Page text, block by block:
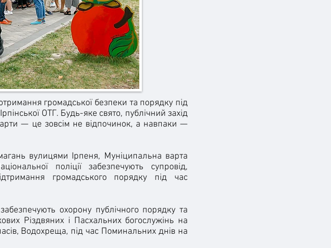
громадської безпеки та порядку під
ОТГ. Будь-яке свято, публічний захід
— це зовсім не відпочинок, а навпаки —
вулицями Ірпеня, Муніципальна варта
поліції забезпечують супровід,
громадського порядку під час
охорону публічного порядку та
Різдвяних і Пасхальних богослужінь на
Водохреща, під час Поминальних днів на